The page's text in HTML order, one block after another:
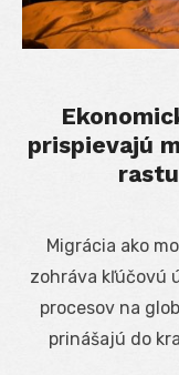
prispievajú
Migrácia ako
zohráva kľúčovú
procesov na
prinášajú do